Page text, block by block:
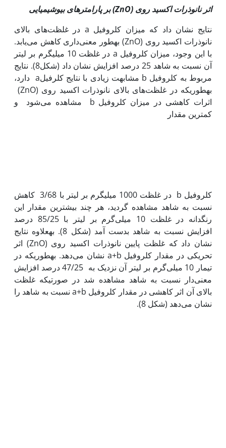
اثر نانوذرات اکسید روی (ZnO) بر پارامترهای بیوشیمیایی
نتایج نشان داد که میزان کلروفیل a در غلظت‌های بالای
نانوذرات اکسید روی (ZnO) به‫طور معنی‌داری کاهش می‌یابد.
با این وجود، میزان کلروفیل a در غلظت 10 میلی‫گرم بر لیتر
آن نسبت به شاهد 25 درصد افزایش نشان داد (شکل8). نتایج
مربوط به کلروفیل b مشابهت زیادی با نتایج کلرفیلa دارد،
به‫طوری‫که در غلظت‌های بالای نانوذرات اکسید روی (ZnO)
اثرات کاهشی در میزان کلروفیل b مشاهده می‌شود و
کمترین مقدار
کلروفیل b در غلظت 1000 میلی‫گرم بر لیتر با 3/68 کاهش
نسبت به شاهد مشاهده گردید، هر چند بیشترین مقدار این
رنگدانه در غلظت 10 میلی‌گرم بر لیتر با 85/25 درصد
افزایش نسبت به شاهد بدست آمد (شکل 8). به‫علاوه نتایج
نشان داد که غلظت پایین نانوذرات اکسید روی (ZnO) اثر
تحریکی در مقدار کلروفیل a+b نشان می‌دهد. به‫طوری‫که در
تیمار 10 میلی‌گرم بر لیتر آن نزدیک به 47/25 درصد افزایش
معنی‌دار نسبت به شاهد مشاهده شد در صورتی‫که غلظت
بالای آن اثر کاهشی در مقدار کلروفیل a+b نسبت به شاهد را
نشان می‌دهد (شکل 8).